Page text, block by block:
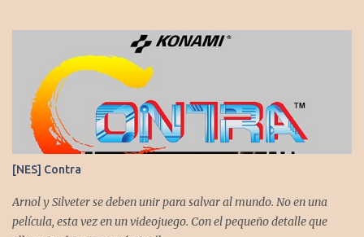
@flagstaad quien pasó el título en PS5 y junto a @GoombaVictor
nos cuenta sus impresiones y vivencias. El juego está disponible
para XBS, PS5 y PC. No sobra comentarles que necesitamos su
apoyo al seguirnos en: Spotify YouTube. Muchas gracias a todos
los que nos agregan a sus plataformas de podcast y nos dejan
comentarios en nuestras diferentes redes. Twitter -
https://twitter.com/CronicasGoomba Instagram -
https://www.instagram.com/cronicasgoomba/ Facebook -
https://www.facebook.com/CronicasGoomba
[NES] Contra
Arnol y Silveter se deben unir para salvar al mundo. No en una
película, esta vez en un videojuego. Con el pequeño detalle que